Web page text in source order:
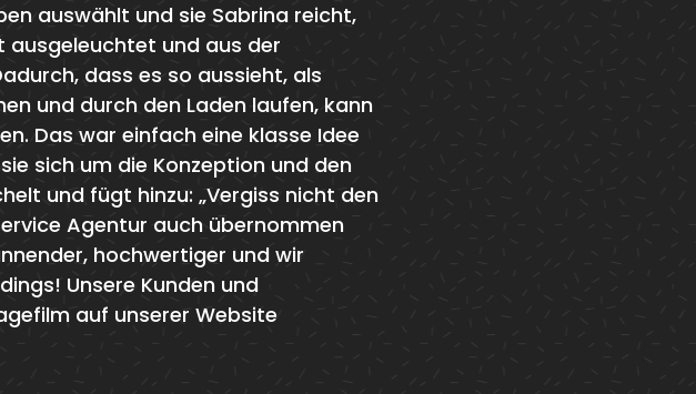
auswählt und sie Sabrina reicht,
ausgeleuchtet und aus der
dass es so aussieht, als
und durch den Laden laufen, kann
Das war einfach eine klasse Idee
sich um die Konzeption und den
und fügt hinzu: „Vergiss nicht den
Agentur auch übernommen
hochwertiger und wir
Unsere Kunden und
auf unserer Website